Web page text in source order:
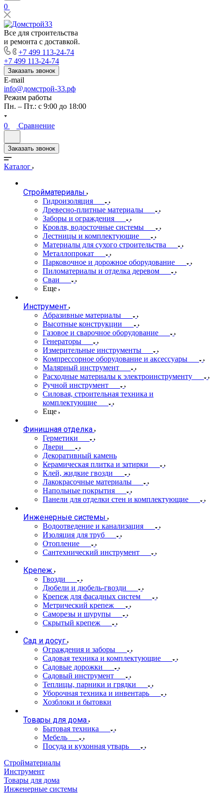
0
Все для строительства
и ремонта с доставкой.
+7 499 113-24-74
+7 499 113-24-74
Заказать звонок
E-mail
info@домстрой-33.рф
Режим работы
Пн. – Пт.: с 9:00 до 18:00
0 Сравнение
Заказать звонок
Каталог
Стройматериалы
Гидроизоляция
Древесно-плитные материалы
Заборы и ограждения
Кровля, водосточные системы
Лестницы и комплектующие
Материалы для сухого строительства
Металлопрокат
Парковочное и дорожное оборудование
Пиломатериалы и отделка деревом
Сваи
Еще
Инструмент
Абразивные материалы
Высотные конструкции
Газовое и сварочное оборудование
Генераторы
Измерительные инструменты
Компрессорное оборудование и аксессуары
Малярный инструмент
Расходные материалы к электроинструменту
Ручной инструмент
Силовая, строительная техника и
комплектующие
Еще
Финишная отделка
Герметики
Двери
Декоративный камень
Керамическая плитка и затирки
Клей, жидкие гвозди
Лакокрасочные материалы
Напольные покрытия
Панели для отделки стен и комплектующие
Инженерные системы
Водоотведение и канализация
Изоляция для труб
Отопление
Сантехнический инструмент
Крепеж
Гвозди
Дюбели и дюбель-гвозди
Крепеж для фасадных систем
Метрический крепеж
Саморезы и шурупы
Скрытый крепеж
Сад и досуг
Ограждения и заборы
Садовая техника и комплектующие
Садовые дорожки
Садовый инструмент
Теплицы, парники и грядки
Уборочная техника и инвентарь
Хозблоки и бытовки
Товары для дома
Бытовая техника
Мебель
Посуда и кухонная утварь
Стройматериалы
Инструмент
Товары для дома
Инженерные системы